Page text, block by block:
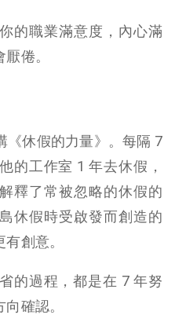
的職業滿意度，內心滿
倦。
《休假的力量》。每隔 7
的工作室 1 年去休假，
釋了常被忽略的休假的
休假時受啟發而創造的
創意。
的過程，都是在 7 年努
確認。